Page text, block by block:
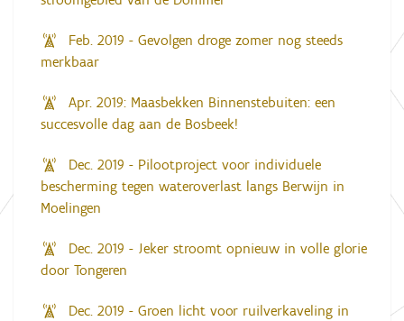
Feb. 2019 - Gevolgen droge zomer nog steeds
merkbaar
Apr. 2019: Maasbekken Binnenstebuiten: een
succesvolle dag aan de Bosbeek!
Dec. 2019 - Pilootproject voor individuele
bescherming tegen wateroverlast langs Berwijn in
Moelingen
Dec. 2019 - Jeker stroomt opnieuw in volle glorie
door Tongeren
Dec. 2019 - Groen licht voor ruilverkaveling in